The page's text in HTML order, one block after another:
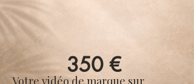
350 €
Votre vidéo de marque sur